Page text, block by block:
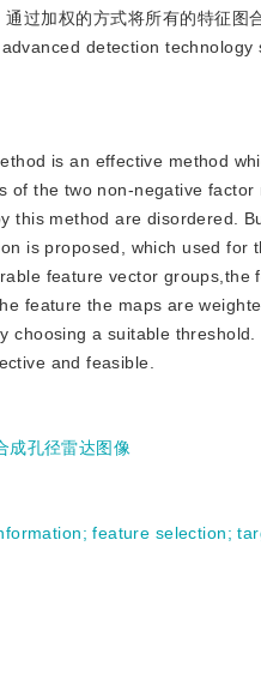
过加权的方式将所有的特征
detection
is an effective method
of the two non-negative
this method are disordered.
is proposed, which used
feature vector
feature the maps are
a suitable
and feasible.
成孔径雷达图像
;feature selection;